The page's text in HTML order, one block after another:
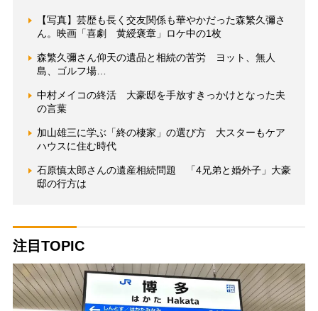
【写真】芸歴も長く交友関係も華やかだった森繁久彌さ
ん。映画「喜劇 黄綬褒章」ロケ中の1枚
森繁久彌さん仰天の遺品と相続の苦労 ヨット、無人
島、ゴルフ場…
中村メイコの終活 大豪邸を手放すきっかけとなった夫
の言葉
加山雄三に学ぶ「終の棲家」の選び方 大スターもケア
ハウスに住む時代
石原慎太郎さんの遺産相続問題 「4兄弟と婚外子」大豪
邸の行方は
注目TOPIC